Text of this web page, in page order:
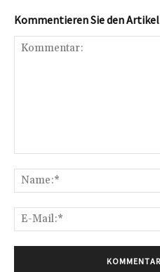
Kommentieren Sie den Artikel